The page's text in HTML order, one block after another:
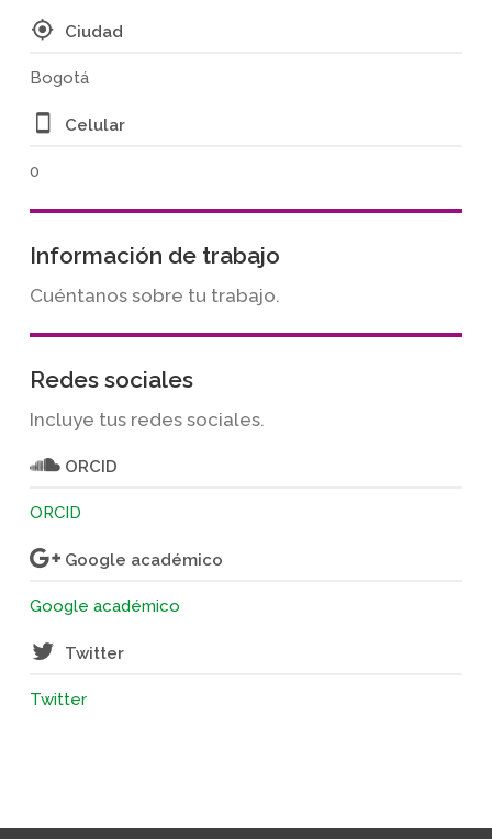
Ciudad
Bogotá
Celular
0
Información de trabajo
Cuéntanos sobre tu trabajo.
Redes sociales
Incluye tus redes sociales.
ORCID
ORCID
Google académico
Google académico
Twitter
Twitter